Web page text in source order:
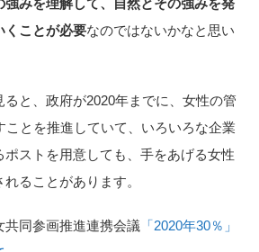
くことが必要なのではないかなと思い
と、政府が2020年までに、女性の管
ことを推進していて、いろいろな企業
ストを用意しても、手をあげる女性
ることがあります。
同参画推進連携会議 「2020年30％」